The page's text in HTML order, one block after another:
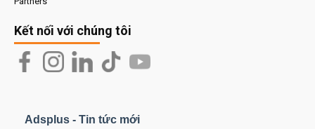
Kết nối với chúng tôi